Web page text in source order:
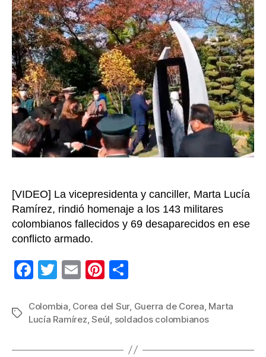
en
en
a
en
de
[VIDEO] La vicepresidenta y canciller, Marta Lucía
Ramírez, rindió homenaje a los 143 militares
colombianos fallecidos y 69 desaparecidos en ese
conflicto armado.
F
c
e
b
T
tt
er
E
ail
Pi
er
e
st
m
p
ar
Etiquetas
Colombia, Corea del Sur, Guerra de Corea, Marta
Lucía Ramírez,Seúl, soldados colombianos